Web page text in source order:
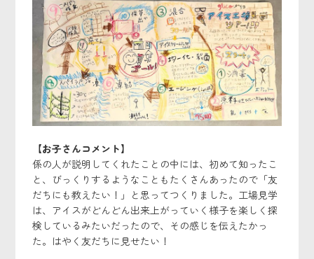
【お子さんコメント】
係の人が説明してくれたことの中には、初めて知ったこ
と、びっくりするようなこともたくさんあったので「友
だちにも教えたい！」と思ってつくりました。工場見学
は、アイスがどんどん出来上がっていく様子を楽しく探
検しているみたいだったので、その感じを伝えたかっ
た。はやく友だちに見せたい！